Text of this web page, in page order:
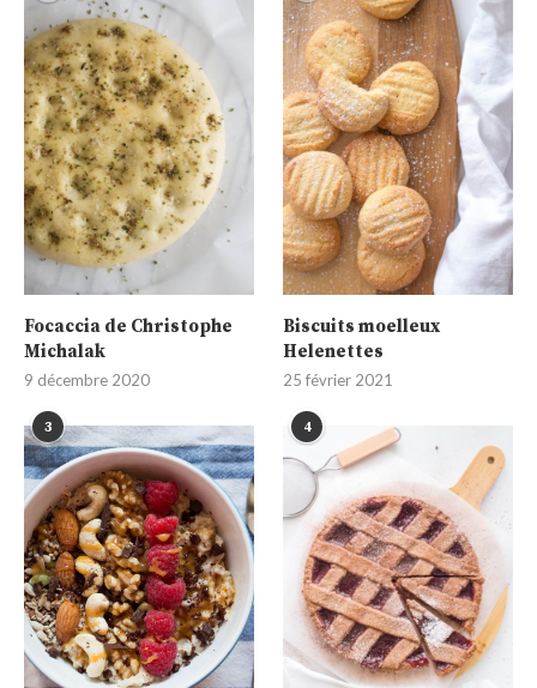
Focaccia de Christophe
Michalak
9 décembre 2020
Biscuits moelleux
Helenettes
25 février 2021
3 4